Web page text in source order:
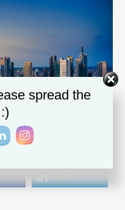
spread the